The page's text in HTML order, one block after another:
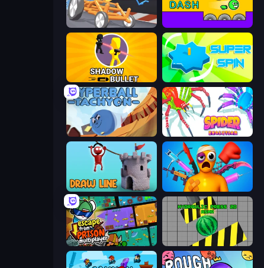
Draw Crash Race
Shadow Bullet Super Spin
Hyperball Tachyon Spider Evolution: Runner Game
Draw Line Fun Ragdoll Challenge!
Escape From Prison Multiplayer Hydraulic Press 2D ASMR